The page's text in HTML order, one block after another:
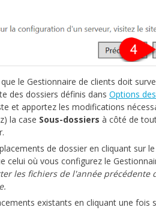
le Gestionnaire de clients doit
des dossiers définis dans Options
et apportez les modifications
la case Sous-dossiers à côté de
de dossier en cliquant sur
celui où vous configurez le
les fichiers de l'année précédente
existants en cliquant une